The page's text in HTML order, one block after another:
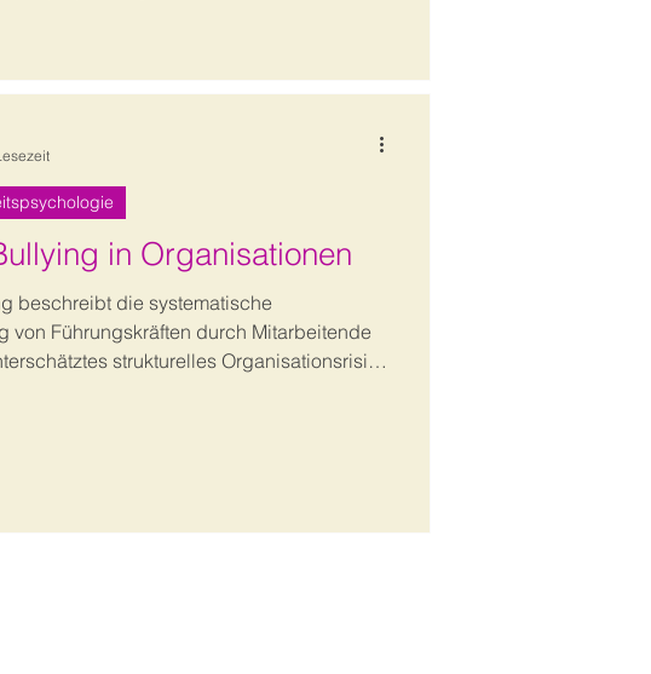
in Organisationen
beschreibt die systematische
von Führungskräften durch Mitarbeitende
strukturelles Organisationsrisiko